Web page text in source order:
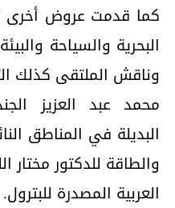
كما قدمت عروض أخرى
البحرية والسياحة
وناقش الملتقى كذلك
محمد عبد العزيز
البديلة في المناطق
والطاقة للدكتور مختار
العربية المصدرة للبترول.